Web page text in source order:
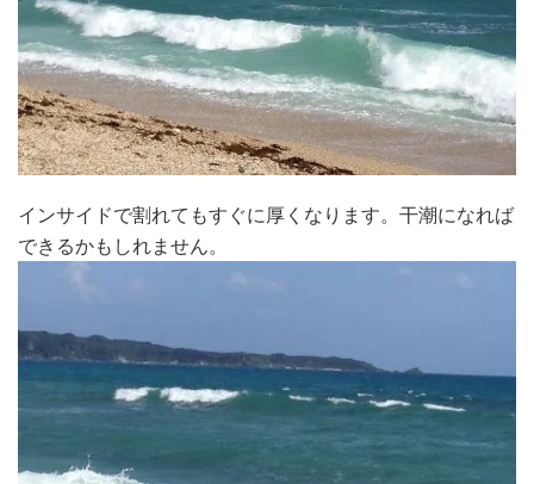
インサイドで割れてもすぐに厚くなります。干潮になれば
できるかもしれません。